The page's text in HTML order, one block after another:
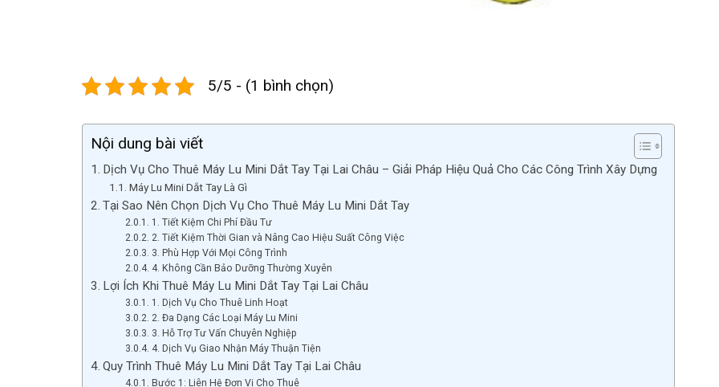
5/5 - (1 bình chọn)
Nội dung bài viết
Dịch Vụ Cho Thuê Máy Lu Mini Dắt Tay Tại Lai Châu – Giải Pháp Hiệu Quả Cho Các Công Trình Xây Dựng
Máy Lu Mini Dắt Tay Là Gì
Tại Sao Nên Chọn Dịch Vụ Cho Thuê Máy Lu Mini Dắt Tay
1. Tiết Kiệm Chi Phí Đầu Tư
2. Tiết Kiệm Thời Gian và Nâng Cao Hiệu Suất Công Việc
3. Phù Hợp Với Mọi Công Trình
4. Không Cần Bảo Dưỡng Thường Xuyên
Lợi Ích Khi Thuê Máy Lu Mini Dắt Tay Tại Lai Châu
1. Dịch Vụ Cho Thuê Linh Hoạt
2. Đa Dạng Các Loại Máy Lu Mini
3. Hỗ Trợ Tư Vấn Chuyên Nghiệp
4. Dịch Vụ Giao Nhận Máy Thuận Tiện
Quy Trình Thuê Máy Lu Mini Dắt Tay Tại Lai Châu
Bước 1: Liên Hệ Đơn Vị Cho Thuê